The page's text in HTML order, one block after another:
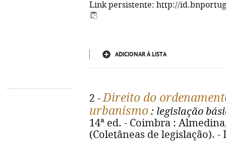
Link persistente: http://
ADICIONAR À LISTA
2 -Direito do
urbanismo : legislação
14ª ed. - Coimbra :
(Coletâneas de legislação). -